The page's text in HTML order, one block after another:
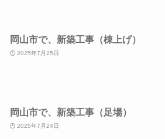
岡山市で、新築工事（棟上げ）
2025年7月25日
岡山市で、新築工事（足場）
2025年7月24日